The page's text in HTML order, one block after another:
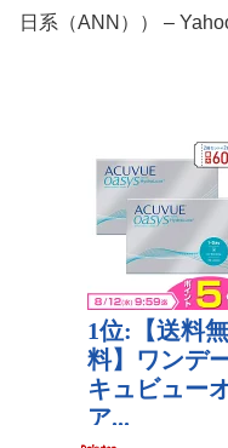
日系（ANN）） –